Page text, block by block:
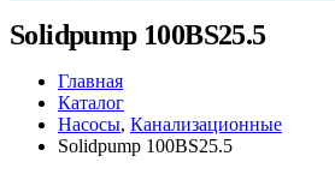
Solidpump 100BS25.5
Главная
Каталог
Насосы, Канализационные
Solidpump 100BS25.5